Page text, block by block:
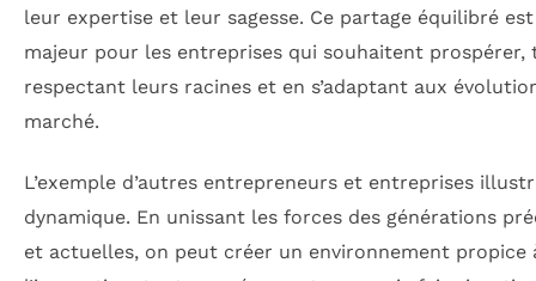
leur expertise et leur sagesse. Ce partage équilibré
majeur pour les entreprises qui souhaitent prospérer,
respectant leurs racines et en s’adaptant aux
marché.
L’exemple d’autres entrepreneurs et entreprises
dynamique. En unissant les forces des générations
et actuelles, on peut créer un environnement propice